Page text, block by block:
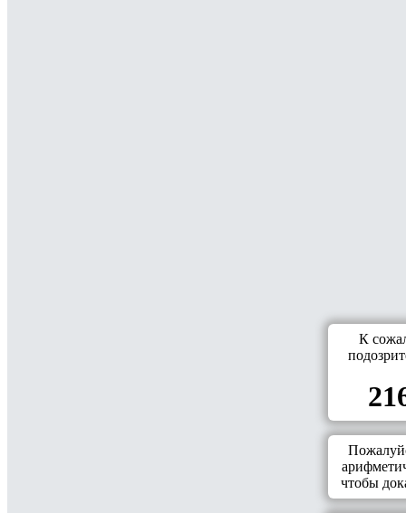
К
чтобы